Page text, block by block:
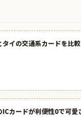
イの交通系カードを比
カードが利便性0で可愛